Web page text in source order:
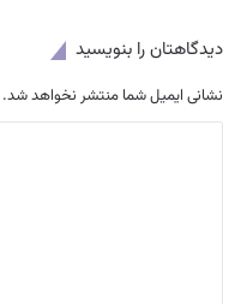
دیدگاهتان را بنویسید
نشانی ایمیل شما منتشر نخواهد شد.